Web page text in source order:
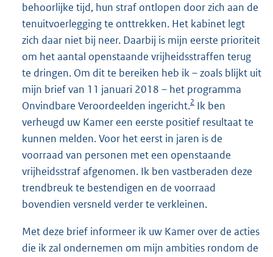
behoorlijke tijd, hun straf ontlopen door zich aan de
tenuitvoerlegging te onttrekken. Het kabinet legt
zich daar niet bij neer. Daarbij is mijn eerste prioriteit
om het aantal openstaande vrijheidsstraffen terug
te dringen. Om dit te bereiken heb ik – zoals blijkt uit
mijn brief van 11 januari 2018 – het programma
Onvindbare Veroordeelden ingericht.2 Ik ben
verheugd uw Kamer een eerste positief resultaat te
kunnen melden. Voor het eerst in jaren is de
voorraad van personen met een openstaande
vrijheidsstraf afgenomen. Ik ben vastberaden deze
trendbreuk te bestendigen en de voorraad
bovendien versneld verder te verkleinen.
Met deze brief informeer ik uw Kamer over de acties
die ik zal ondernemen om mijn ambities rondom de